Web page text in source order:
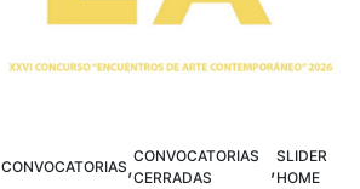
CONVOCATORIAS,CONVOCATORIAS
CERRADAS
,SLIDER
HOME